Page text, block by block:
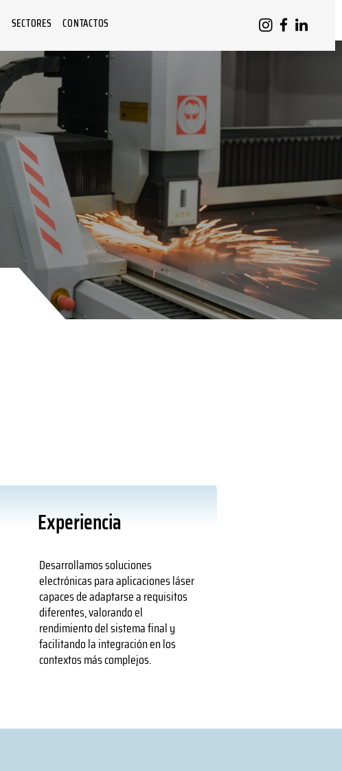
SECTORES CONTACTOS
Experiencia
Desarrollamos soluciones
electrónicas para aplicaciones láser
capaces de adaptarse a requisitos
diferentes, valorando el
rendimiento del sistema final y
facilitando la integración en los
contextos más complejos.